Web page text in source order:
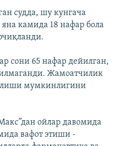
судда, шу кунгача
камида 18 нафар бола
сони 65 нафар дейилган,
Жамоатчилик
мумкинлигини
ойлар давомида
вафот этиши -